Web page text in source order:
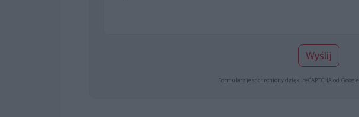
Wyślij
Formularz jest chroniony dzięki reCAPTCHA od Google: